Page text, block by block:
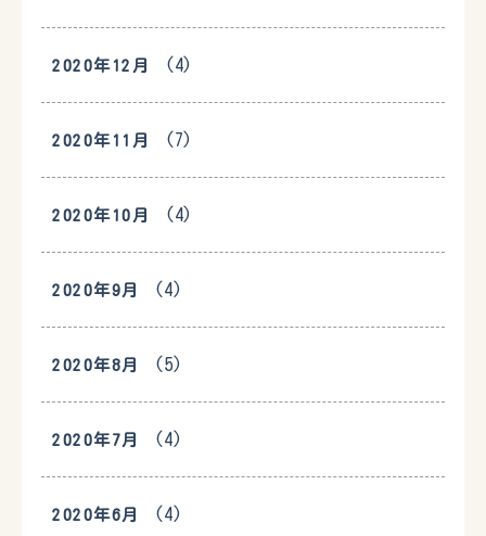
2020年12月 (4)
2020年11月 (7)
2020年10月 (4)
2020年9月 (4)
2020年8月 (5)
2020年7月 (4)
2020年6月 (4)